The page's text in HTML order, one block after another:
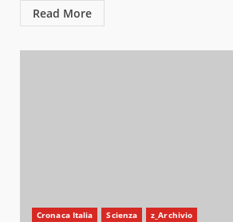
Read More
Cronaca Italia Scienza z_Archivio